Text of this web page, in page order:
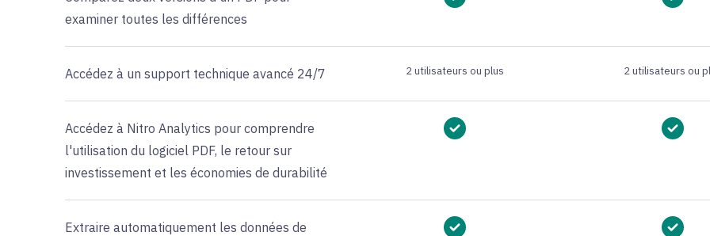
examiner toutes les différences
Accédez à un support technique avancé 24/7 2 utilisateurs ou plus 2 utilisateurs ou
Accédez à Nitro Analytics pour comprendre
l'utilisation du logiciel PDF, le retour sur
investissement et les économies de durabilité
Extraire automatiquement les données de